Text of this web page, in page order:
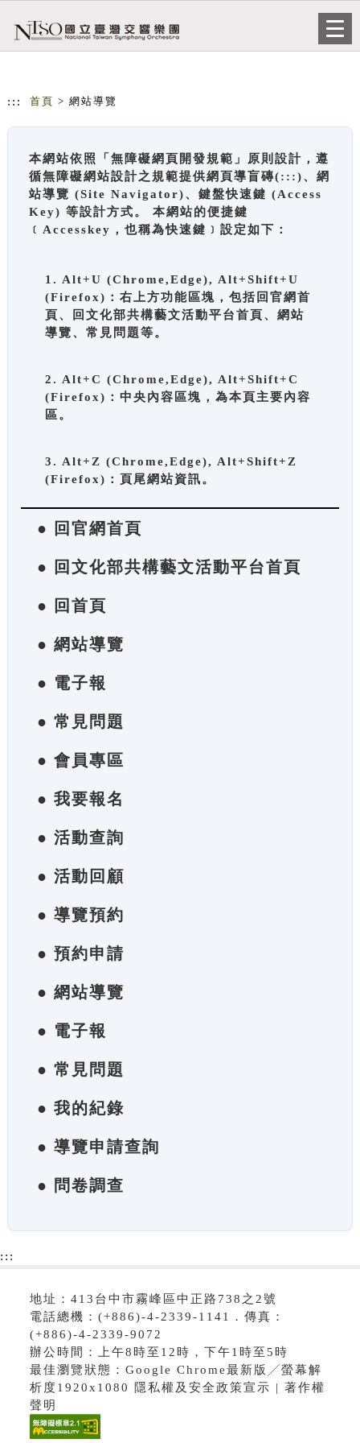
::: 首頁 > 網站導覽
本網站依照「無障礙網頁開發規範」原則設計，遵
循無障礙網站設計之規範提供網頁導盲磚(:::)、網
站導覽 (Site Navigator)、鍵盤快速鍵 (Access
Key) 等設計方式。 本網站的便捷鍵
﹝Accesskey，也稱為快速鍵﹞設定如下：
1. Alt+U (Chrome,Edge), Alt+Shift+U
(Firefox)：右上方功能區塊，包括回官網首
頁、回文化部共構藝文活動平台首頁、網站
導覽、常見問題等。
2. Alt+C (Chrome,Edge), Alt+Shift+C
(Firefox)：中央內容區塊，為本頁主要內容
區。
3. Alt+Z (Chrome,Edge), Alt+Shift+Z
(Firefox)：頁尾網站資訊。
● 回官網首頁
● 回文化部共構藝文活動平台首頁
● 回首頁
● 網站導覽
● 電子報
● 常見問題
● 會員專區
● 我要報名
● 活動查詢
● 活動回顧
● 導覽預約
● 預約申請
● 網站導覽
● 電子報
● 常見問題
● 我的紀錄
● 導覽申請查詢
● 問卷調查
:::
地址：413台中市霧峰區中正路738之2號
電話總機：(+886)-4-2339-1141．傳真：
(+886)-4-2339-9072
辦公時間：上午8時至12時，下午1時至5時
最佳瀏覽狀態：Google Chrome最新版╱螢幕解
析度1920x1080 隱私權及安全政策宣示 | 著作權
聲明